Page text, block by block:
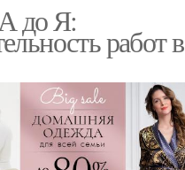
до Я:
работ в